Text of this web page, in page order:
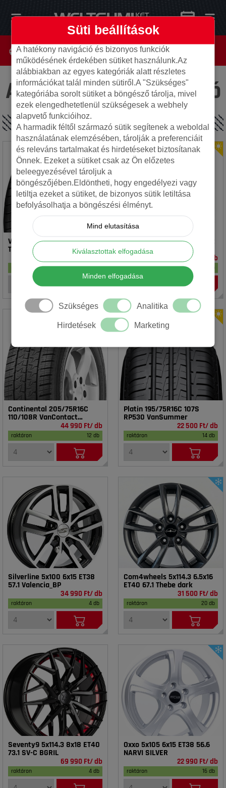
Az oldal nem található
SPECIÁLIS AJÁNLATOK
Vredestein 195/65R15 91T T-
TRAC 2 DOT23
17 db
Rotalla 195/65R15 91V RH02
14 990 Ft/ db
raktáron
Continental 205/75R16C
110/108R VanContact
44 990 Ft/ db
raktáron 12 db
Platin 195/75R16C 107S
RP530 VanSummer
22 500 Ft/ db
raktáron 14 db
Silverline 5x100 6x15 ET38
57.1 Valencia_BP
34 990 Ft/ db
raktáron 4 db
Com4wheels 5x114.3 6.5x16
ET40 67.1 Thebe dark
31 500 Ft/ db
raktáron 20 db
Seventy9 5x114.3 8x18 ET40
73.1 SV-C BGRIL
69 990 Ft/ db
raktáron 4 db
Oxxo 5x105 6x15 ET38 56.6
NARVI SILVER
22 990 Ft/ db
raktáron 16 db
Süti beállítások
A hatékony navigáció és bizonyos funkciók
működésének érdekében sütiket használunk.Az
alábbiakban az egyes kategóriák alatt részletes
információkat talál minden sütiről.A "Szükséges"
kategóriába sorolt sütiket a böngésző tárolja, mivel
ezek elengedhetetlenül szükségesek a webhely
alapvető funkcióihoz.
A harmadik féltől származó sütik segítenek a weboldal
használatának elemzésében, tárolják a preferenciáit
és releváns tartalmakat és hirdetéseket biztosítanak
Önnek. Ezeket a sütiket csak az Ön előzetes
beleegyezésével tároljuk a
böngészőjében.Eldöntheti, hogy engedélyezi vagy
letiltja ezeket a sütiket, de bizonyos sütik letiltása
befolyásolhatja a böngészési élményt.
Mind elutasítása
Kiválasztottak elfogadása
Minden elfogadása
Szükséges Analitika
Hirdetések Marketing